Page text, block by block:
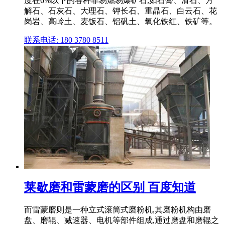
解石、石灰石、大理石、钾长石、重晶石、白云石、花
岗岩、高岭土、麦饭石、铝矾土、氧化铁红、铁矿等。
联系电话: 180 3780 8511
莱歇磨和雷蒙磨的区别 百度知道
而雷蒙磨则是一种立式滚筒式磨粉机,其磨粉机构由磨
盘、磨辊、减速器、电机等部件组成,通过磨盘和磨辊之